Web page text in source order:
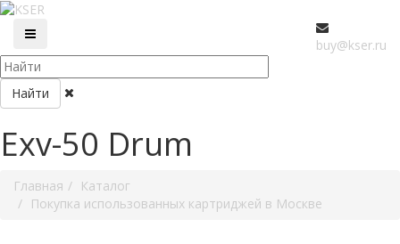
buy@kser.ru
Найти
Exv-50 Drum
Главная
Каталог
Покупка использованных картриджей в Москве